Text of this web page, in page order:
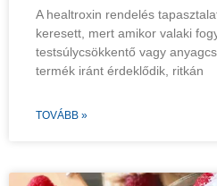
A healtroxin rendelés
keresett, mert amikor valaki
testsúlycsökkentő vagy
termék iránt érdeklődik, ritkán
TOVÁBB »